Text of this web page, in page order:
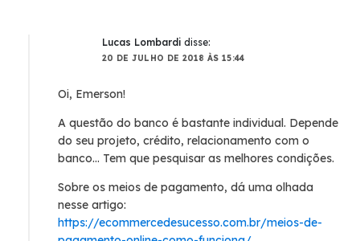
Lucas Lombardi disse:
20 DE JULHO DE 2018 ÀS 15:44
Oi, Emerson!
A questão do banco é bastante individual. Depende
do seu projeto, crédito, relacionamento com o
banco... Tem que pesquisar as melhores condições.
Sobre os meios de pagamento, dá uma olhada
nesse artigo:
https://ecommercedesucesso.com.br/meios-de-